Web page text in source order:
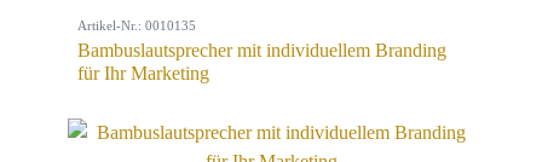
Artikel-Nr.: 0010135
Bambuslautsprecher mit individuellem Branding
für Ihr Marketing